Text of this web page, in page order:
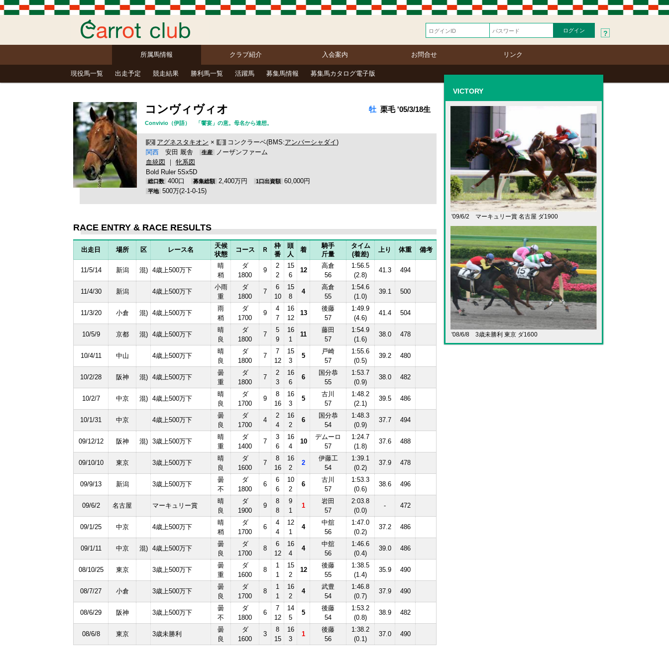
?
所属馬情報 クラブ紹介 入会案内 お問合せ リンク
現役馬一覧 出走予定 競走結果 勝利馬一覧 活躍馬 募集馬情報 募集馬カタログ電子版
コンヴィヴィオ 牡 栗毛 '05/3/18生
Convivio（伊語） 「饗宴」の意。母名から連想。
父 アグネスタキオン × 母 コンクラーベ(BMS:アンバーシャダイ)
関西 安田 厩舎 生産
ノーザンファーム
血統図
｜ 牝系図
Bold Ruler 5Sx5D
総口数 400口 募集総額 2,400万円 1口出資額 60,000円
平地 500万(2-1-0-15)
RACE ENTRY & RACE RESULTS
出走日 場所 区 レース名
天候
状態
コース Ｒ
枠
番
頭
人
着
騎手
斤量
タイム
(着差)
上り 体重 備考
11/5/14 新潟 混) 4歳上500万下
晴
稍
ダ
1800
9
2
2
15
6
12
高倉
56
1:56.5
(2.8)
41.3 494
11/4/30 新潟 4歳上500万下
小雨
重
ダ
1800
7
6
10
15
8
4
高倉
55
1:54.6
(1.0)
39.1 500
11/3/20 小倉 混) 4歳上500万下
雨
稍
ダ
1700
9
4
7
16
12
13
後藤
57
1:49.9
(4.6)
41.4 504
10/5/9 京都 混) 4歳上500万下
晴
良
ダ
1800
7
5
9
16
1
11
藤田
57
1:54.9
(1.6)
38.0 478
10/4/11 中山 4歳上500万下
晴
良
ダ
1800
7
7
12
15
3
5
戸崎
57
1:55.6
(0.5)
39.2 480
10/2/28 阪神 混) 4歳上500万下
曇
重
ダ
1800
7
2
3
16
6
6
国分恭
55
1:53.7
(0.9)
38.0 482
10/2/7 中京 混) 4歳上500万下
晴
良
ダ
1700
9
8
16
16
3
5
古川
57
1:48.2
(2.1)
39.5 486
10/1/31 中京 4歳上500万下
曇
良
ダ
1700
4
2
4
16
2
6
国分恭
54
1:48.3
(0.9)
37.7 494
09/12/12 阪神 混) 3歳上500万下
晴
重
ダ
1400
7
3
6
16
4
10
デムーロ
57
1:24.7
(1.8)
37.6 488
09/10/10 東京 3歳上500万下
晴
良
ダ
1600
7
8
16
16
2
2
伊藤工
54
1:39.1
(0.2)
37.9 478
09/9/13 新潟 3歳上500万下
曇
不
ダ
1800
6
6
6
10
2
6
古川
57
1:53.3
(0.6)
38.6 496
09/6/2 名古屋 マーキュリー賞
晴
良
ダ
1900
9
8
8
9
1
1
岩田
57
2:03.8
(0.0)
- 472
09/1/25 中京 4歳上500万下
晴
稍
ダ
1700
6
4
4
12
1
4
中舘
56
1:47.0
(0.2)
37.2 486
09/1/11 中京 混) 4歳上500万下
曇
良
ダ
1700
8
6
12
16
4
4
中舘
56
1:46.6
(0.4)
39.0 486
08/10/25 東京 3歳上500万下
曇
重
ダ
1600
8
1
1
15
2
12
後藤
55
1:38.5
(1.4)
35.9 490
08/7/27 小倉 3歳上500万下
曇
良
ダ
1700
8
1
1
16
2
4
武豊
54
1:46.8
(0.7)
37.9 490
08/6/29 阪神 3歳上500万下
曇
不
ダ
1800
6
7
12
14
5
5
後藤
54
1:53.2
(0.8)
38.9 482
08/6/8 東京 3歳未勝利
曇
良
ダ
1600
3
8
15
16
3
1
後藤
56
1:38.2
(0.1)
37.0 490
VICTORY
'09/6/2 マーキュリー賞 名古屋 ダ1900
'08/6/8 3歳未勝利 東京 ダ1600